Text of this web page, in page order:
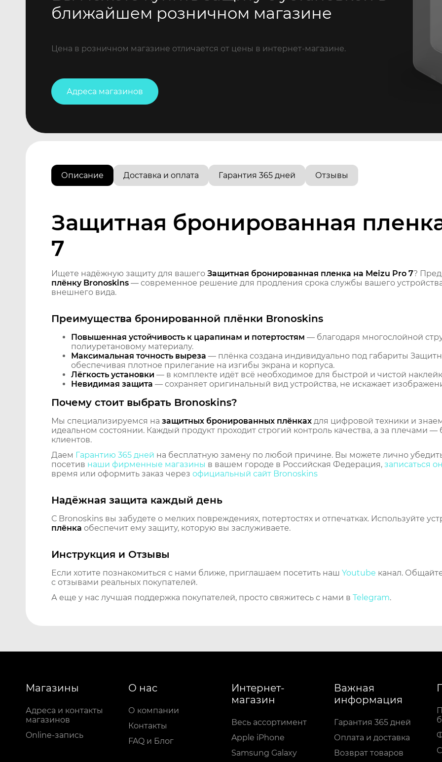
ближайшем розничном магазине
Цена в розничном магазине отличается от цены в интернет-магазине.
Адреса магазинов
Описание Доставка и оплата Гарантия 365 дней Отзывы
Защитная бронированная
7
Ищете надёжную защиту для вашего Защитная бронированная пленка на Meizu Pro 7?
плёнку Bronoskins — современное решение для продления срока службы вашего
внешнего вида.
Преимущества бронированной плёнки Bronoskins
Повышенная устойчивость к царапинам и потертостям — благодаря многослойной
полиуретановому материалу.
Максимальная точность выреза — плёнка создана индивидуально под габариты
обеспечивая плотное прилегание на изгибы экрана и корпуса.
Лёгкость установки — в комплекте идёт всё необходимое для быстрой и чистой
Невидимая защита — сохраняет оригинальный вид устройства, не искажает
Почему стоит выбрать Bronoskins?
Мы специализируемся на защитных бронированных плёнках для цифровой техники и
идеальном состоянии. Каждый продукт проходит строгий контроль качества, а за плечами
клиентов.
Даем Гарантию 365 дней на бесплатную замену по любой причине. Вы можете лично
посетив наши фирменные магазины в вашем городе в Российская Федерация, записаться
время или оформить заказ через официальный сайт Bronoskins
Надёжная защита каждый день
С Bronoskins вы забудете о мелких повреждениях, потертостях и отпечатках. Используйте
плёнка обеспечит ему защиту, которую вы заслуживаете.
Инструкция и Отзывы
Если хотите познакомиться с нами ближе, приглашаем посетить наш Youtube канал.
с отзывами реальных покупателей.
А еще у нас лучшая поддержка покупателей, просто свяжитесь с нами в Telegram.
Магазины
Адреса и контакты
магазинов
Online-запись
О нас
О компании
Контакты
FAQ и Блог
Интернет-
магазин
Весь ассортимент
Apple iPhone
Samsung Galaxy
Важная
информация
Гарантия 365 дней
Оплата и доставка
Возврат товаров